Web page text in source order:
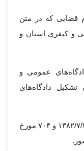
قضایی که در متن
و کیفری استان و
تشکیل دادگاه‌های عمومی و
قانون تشکیل دادگاه‌های
دو) آراء وحدت رویه شماره ۶۶۴ مورخ ۱۳۸۲/۷/۳۰ و ۷۰۴ مورخ